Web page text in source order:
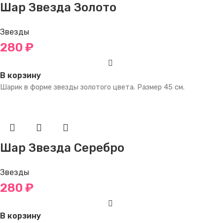
Шар Звезда Золото
Звезды
280 ₽
В корзину
Шарик в форме звезды золотого цвета. Размер 45 см.
Шар Звезда Серебро
Звезды
280 ₽
В корзину